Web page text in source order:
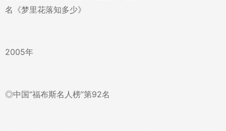
名《梦里花落知多少》
2005年
◎中国“福布斯名人榜”第92名